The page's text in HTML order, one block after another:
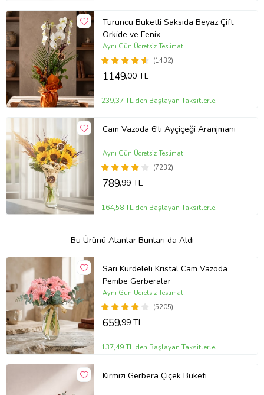
Turuncu Buketli Saksıda Beyaz Çift
Orkide ve Fenix
(1432)
Aynı Gün Ücretsiz Teslimat
1149,00 TL
239,37 TL'den Başlayan Taksitlerle
Cam Vazoda 6'lı Ayçiçeği Aranjmanı
(7232)
Aynı Gün Ücretsiz Teslimat
789,99 TL
164,58 TL'den Başlayan Taksitlerle
Bu Ürünü Alanlar Bunları da Aldı
Sarı Kurdeleli Kristal Cam Vazoda
Pembe Gerberalar
(5205)
Aynı Gün Ücretsiz Teslimat
659,99 TL
137,49 TL'den Başlayan Taksitlerle
Kırmızı Gerbera Çiçek Buketi